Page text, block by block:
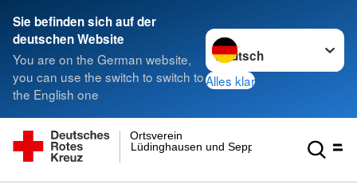
Sie befinden sich auf der
deutschen Website
You are on the German website,
you can use the switch to switch to
the English one
Sprache wechseln zu
Alles klar
Lüdinghausen und Seppenrade e.V.
Ortsverein